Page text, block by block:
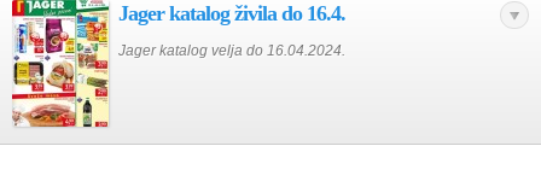
Jager katalog živila do 16.4.
Jager katalog velja do 16.04.2024.